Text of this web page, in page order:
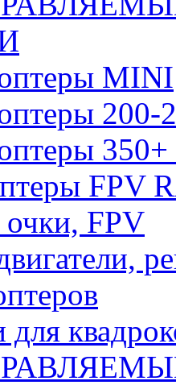
MINI
200-
350+
FPV
FPV
для